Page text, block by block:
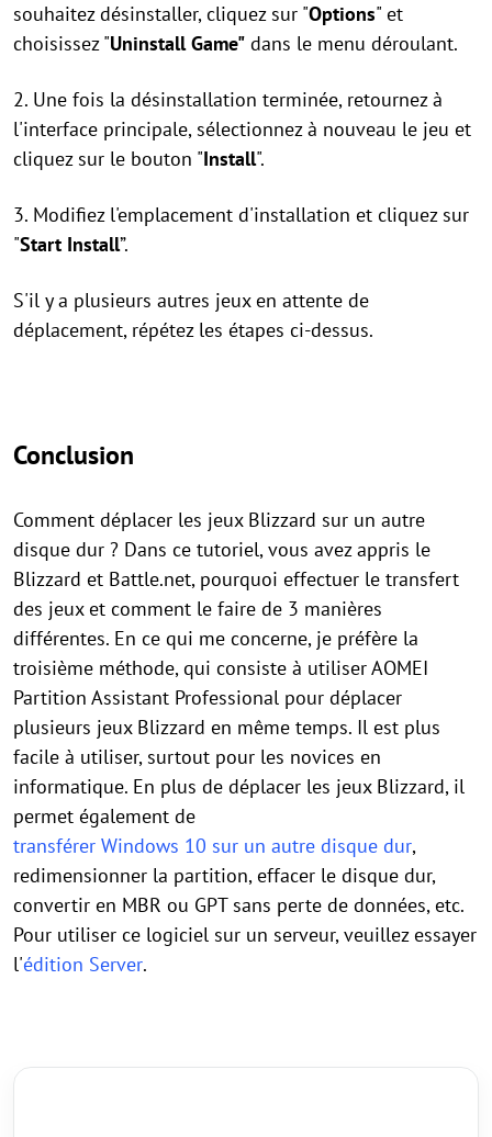
souhaitez désinstaller, cliquez sur "Options" et
choisissez "Uninstall Game" dans le menu déroulant.
2. Une fois la désinstallation terminée, retournez à
l'interface principale, sélectionnez à nouveau le jeu et
cliquez sur le bouton "Install".
3. Modifiez l'emplacement d'installation et cliquez sur
"Start Install”.
S'il y a plusieurs autres jeux en attente de
déplacement, répétez les étapes ci-dessus.
Conclusion
Comment déplacer les jeux Blizzard sur un autre
disque dur ? Dans ce tutoriel, vous avez appris le
Blizzard et Battle.net, pourquoi effectuer le transfert
des jeux et comment le faire de 3 manières
différentes. En ce qui me concerne, je préfère la
troisième méthode, qui consiste à utiliser AOMEI
Partition Assistant Professional pour déplacer
plusieurs jeux Blizzard en même temps. Il est plus
facile à utiliser, surtout pour les novices en
informatique. En plus de déplacer les jeux Blizzard, il
permet également de
transférer Windows 10 sur un autre disque dur,
redimensionner la partition, effacer le disque dur,
convertir en MBR ou GPT sans perte de données, etc.
Pour utiliser ce logiciel sur un serveur, veuillez essayer
l'édition Server.